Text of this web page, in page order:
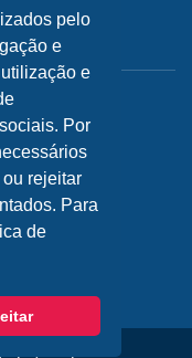
pelo
e
e
Por
rejeitar
Para
de
SOCIAIS